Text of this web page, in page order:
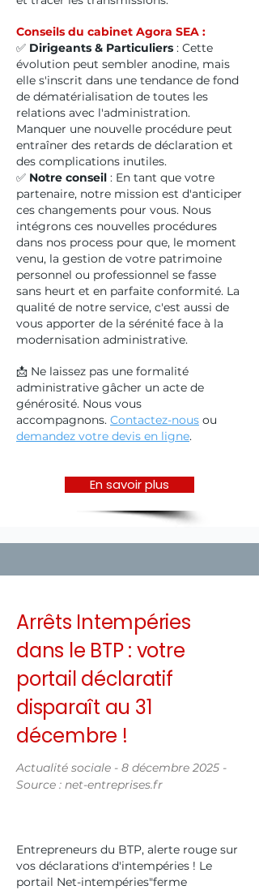
Conseils du cabinet Agora SEA :
✅ Dirigeants & Particuliers : Cette
évolution peut sembler anodine, mais
elle s'inscrit dans une tendance de fond
de dématérialisation de toutes les
relations avec l'administration.
Manquer une nouvelle procédure peut
entraîner des retards de déclaration et
des complications inutiles.
✅ Notre conseil : En tant que votre
partenaire, notre mission est d'anticiper
ces changements pour vous. Nous
intégrons ces nouvelles procédures
dans nos process pour que, le moment
venu, la gestion de votre patrimoine
personnel ou professionnel se fasse
sans heurt et en parfaite conformité. La
qualité de notre service, c'est aussi de
vous apporter de la sérénité face à la
modernisation administrative.
📩 Ne laissez pas une formalité
administrative gâcher un acte de
générosité. Nous vous
accompagnons. Contactez-nous ou
demandez votre devis en ligne.
En savoir plus
Arrêts Intempéries
dans le BTP : votre
portail déclaratif
disparaît au 31
décembre !
Actualité sociale - 8 décembre 2025 -
Source : net-entreprises.fr
Entrepreneurs du BTP, alerte rouge sur
vos déclarations d'intempéries ! Le
portail Net-intempéries"ferme